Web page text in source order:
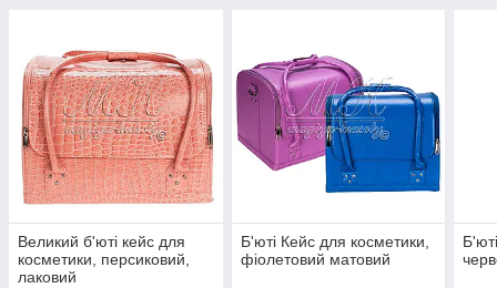
Великий б'юті кейс для
косметики, персиковий,
лаковий
Б'юті Кейс для косметики,
фіолетовий матовий